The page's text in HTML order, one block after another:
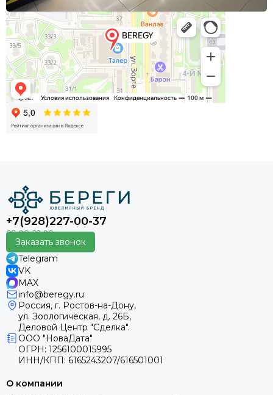
+7(928)227-00-37
Заказать звонок
Telegram
VK
MAX
info@beregy.ru
Россия, г. Ростов-на-Дону,
ул. Зоологическая, д. 26Б,
Деловой Центр "Сделка".
ООО "НоваДата"
ОГРН: 1256100015995
ИНН/КПП: 6165243207/616501001
О компании